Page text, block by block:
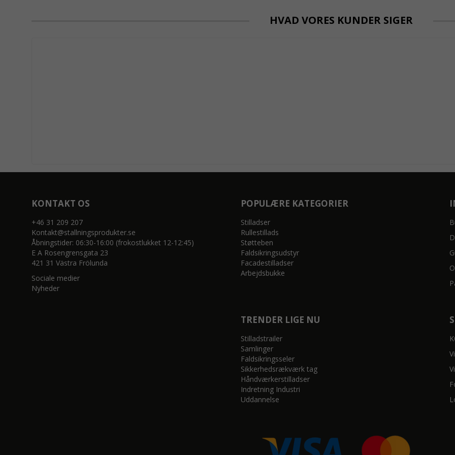
HVAD VORES KUNDER SIGER
KONTAKT OS
+46 31 209 207
Kontakt@stallningsprodukter.se
Åbningstider: 06:30-16:00 (frokostlukket 12-12:45)
E A Rosengrensgata 23
421 31 Västra Frölunda
Sociale medier
Nyheder
POPULÆRE KATEGORIER
Stilladser
Rullestillads
Støtteben
Faldsikringsudstyr
Facadestilladser
Arbejdsbukke
TRENDER LIGE NU
Stilladstrailer
Samlinger
Faldsikringsseler
Sikkerhedsrækværk tag
Håndværkerstilladser
Indretning Industri
Uddannelse